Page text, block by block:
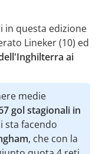
in questa edizione
Lineker (10) ed
ai
medie
gol stagionali in
sta facendo
, che con la